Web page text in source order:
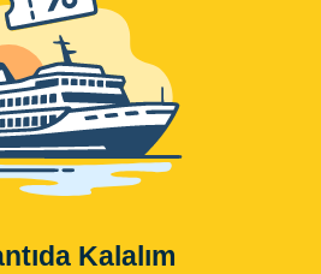
Kalalım